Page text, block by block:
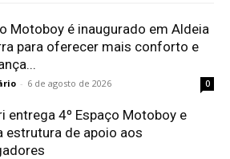
Motoboy é inaugurado em Aldeia
para oferecer mais conforto e
- 6 de agosto de 2026 0
entrega 4º Espaço Motoboy e
estrutura de apoio aos